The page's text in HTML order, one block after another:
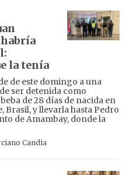
habría
la tenía
de este domingo a una
ser detenida como
de 28 días de nacida en
Brasil, y llevarla hasta Pedro
de Amambay, donde la
Candia